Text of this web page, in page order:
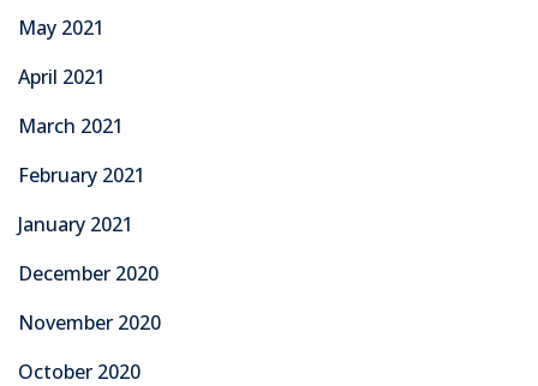
May 2021
April 2021
March 2021
February 2021
January 2021
December 2020
November 2020
October 2020